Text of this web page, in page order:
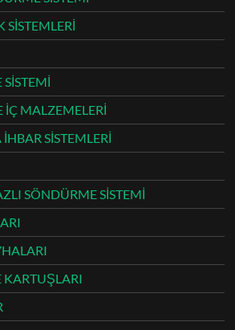
MALZEMELERİ
SİSTEMLERİ
SÖNDÜRME SİSTEMİ
KARTUŞLARI